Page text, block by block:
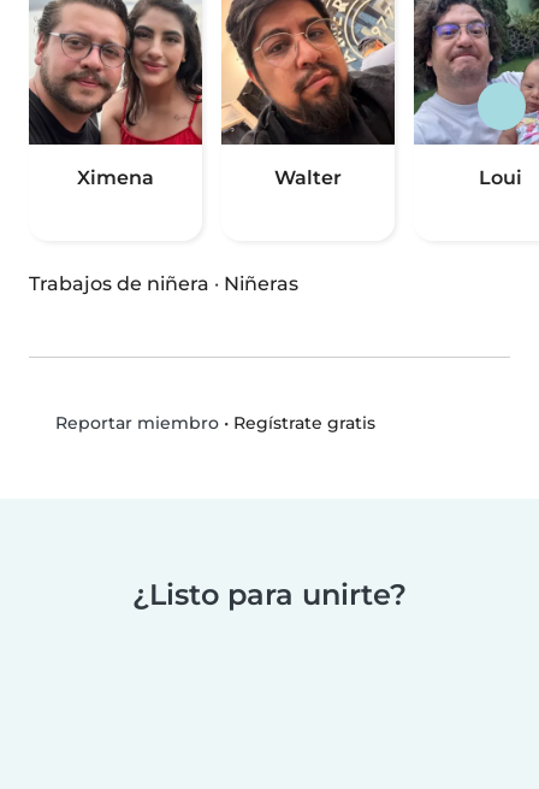
Ximena Walter Loui
Trabajos de niñera · Niñeras
Reportar miembro• Regístrate gratis
¿Listo para unirte?